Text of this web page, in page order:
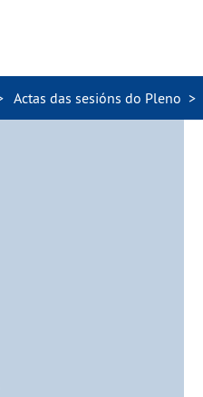
Actas das sesións do Pleno